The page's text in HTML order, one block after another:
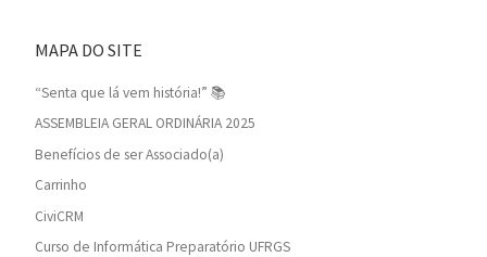
MAPA DO SITE
“Senta que lá vem história!” 📚
ASSEMBLEIA GERAL ORDINÁRIA 2025
Benefícios de ser Associado(a)
Carrinho
CiviCRM
Curso de Informática Preparatório UFRGS